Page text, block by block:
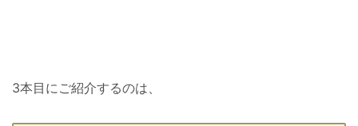
3本目にご紹介するのは、